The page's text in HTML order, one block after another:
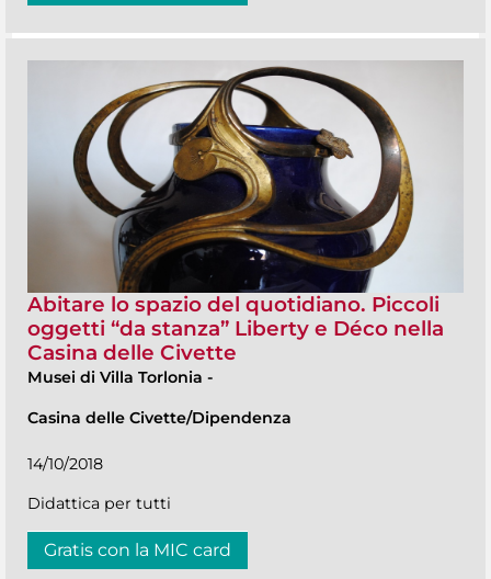
Abitare lo spazio del quotidiano. Piccoli
oggetti “da stanza” Liberty e Déco nella
Casina delle Civette
Musei di Villa Torlonia -
Casina delle Civette/Dipendenza
14/10/2018
Didattica per tutti
Gratis con la MIC card